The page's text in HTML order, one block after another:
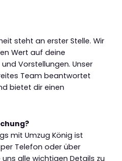
steht an erster Stelle. Wir
Wert auf deine
Vorstellungen. Unser
Team beantwortet
bietet dir einen
mit Umzug König ist
Telefon oder über
alle wichtigen Details zu